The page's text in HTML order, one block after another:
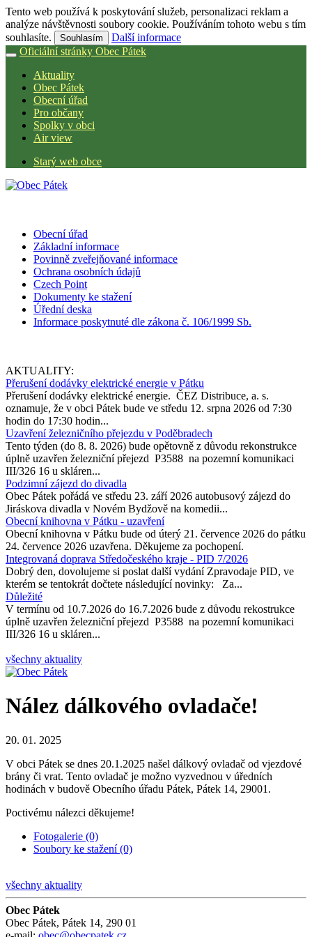
Tento web používá k poskytování služeb, personalizaci reklam a
analýze návštěvnosti soubory cookie. Používáním tohoto webu s tím
souhlasíte.
Souhlasím
Další informace
Oficiální stránky Obec Pátek
Aktuality
Obec Pátek
Obecní úřad
Pro občany
Spolky v obci
Air view
Starý web obce
Obecní úřad
Základní informace
Povinně zveřejňované informace
Ochrana osobních údajů
Czech Point
Dokumenty ke stažení
Úřední deska
Informace poskytnuté dle zákona č. 106/1999 Sb.
AKTUALITY:
Přerušení dodávky elektrické energie v Pátku
Přerušení dodávky elektrické energie. ČEZ Distribuce, a. s.
oznamuje, že v obci Pátek bude ve středu 12. srpna 2026 od 7:30
hodin do 17:30 hodin...
Uzavření železničního přejezdu v Poděbradech
Tento týden (do 8. 8. 2026) bude opětovně z důvodu rekonstrukce
úplně uzavřen železniční přejezd P3588 na pozemní komunikaci
III/326 16 u skláren...
Podzimní zájezd do divadla
Obec Pátek pořádá ve středu 23. září 2026 autobusový zájezd do
Jiráskova divadla v Novém Bydžově na komedii...
Obecní knihovna v Pátku - uzavření
Obecní knihovna v Pátku bude od úterý 21. července 2026 do pátku
24. července 2026 uzavřena. Děkujeme za pochopení.
Integrovaná doprava Středočeského kraje - PID 7/2026
Dobrý den, dovolujeme si poslat další vydání Zpravodaje PID, ve
kterém se tentokrát dočtete následující novinky: Za...
Důležité
V termínu od 10.7.2026 do 16.7.2026 bude z důvodu rekostrukce
úplně uzavřen železniční přejezd P3588 na pozemní komunikaci
III/326 16 u skláren...
všechny aktuality
Nález dálkového ovladače!
20. 01. 2025
V obci Pátek se dnes 20.1.2025 našel dálkový ovladač od vjezdové
brány či vrat. Tento ovladač je možno vyzvednou v úředních
hodinách v budově Obecního úřadu Pátek, Pátek 14, 29001.
Poctivému nálezci děkujeme!
Fotogalerie (0)
Soubory ke stažení (0)
všechny aktuality
Obec Pátek
Obec Pátek, Pátek 14, 290 01